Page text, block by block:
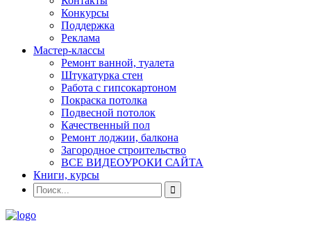
Конкурсы
Поддержка
Реклама
Мастер-классы
Ремонт ванной, туалета
Штукатурка стен
Работа с гипсокартоном
Покраска потолка
Подвесной потолок
Качественный пол
Ремонт лоджии, балкона
Загородное строительство
ВСЕ ВИДЕОУРОКИ САЙТА
Книги, курсы